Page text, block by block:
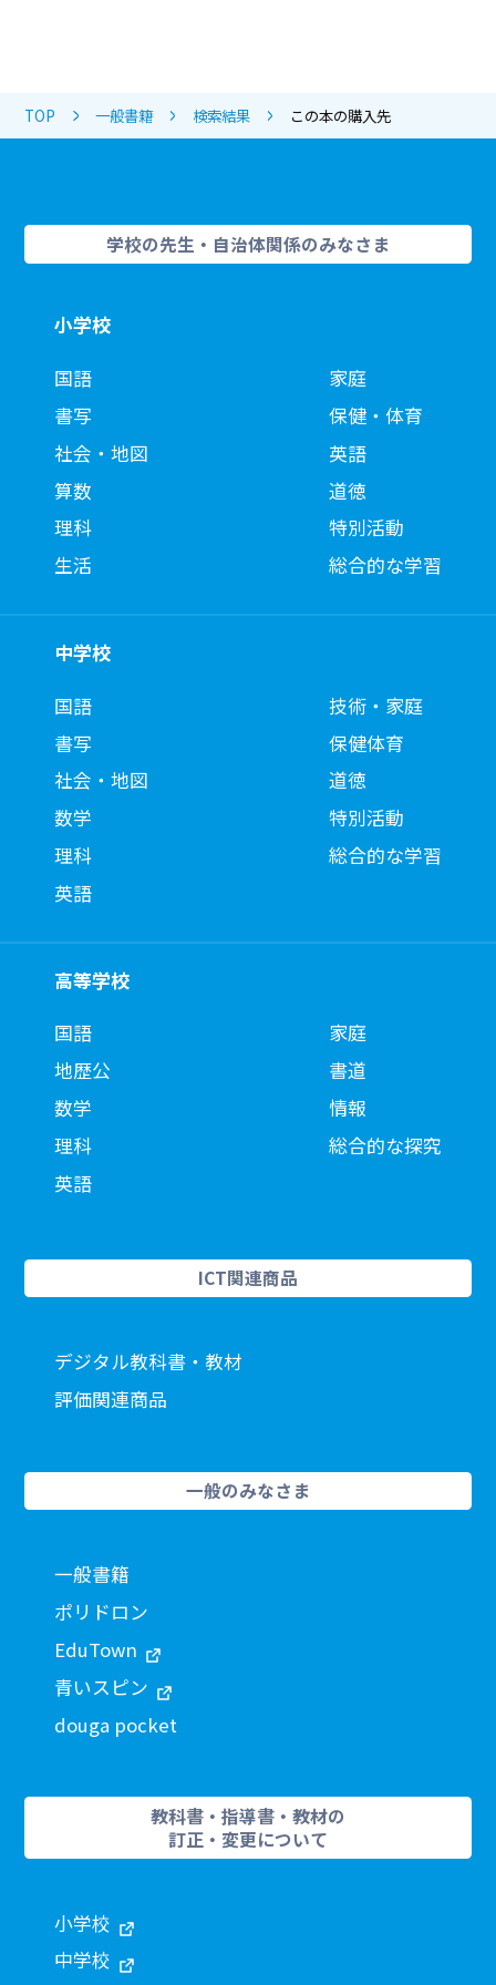
TOP 一般書籍 検索結果 この本の購入先
学校の先生・自治体関係のみなさま
小学校
国語
書写
社会・地図
算数
理科
生活
家庭
保健・体育
英語
道徳
特別活動
総合的な学習
中学校
国語
書写
社会・地図
数学
理科
英語
技術・家庭
保健体育
道徳
特別活動
総合的な学習
高等学校
国語
地歴公
数学
理科
英語
家庭
書道
情報
総合的な探究
ICT関連商品
デジタル教科書・教材
評価関連商品
一般のみなさま
一般書籍
ポリドロン
EduTown
青いスピン
douga pocket
教科書・指導書・教材の
訂正・変更について
小学校
中学校